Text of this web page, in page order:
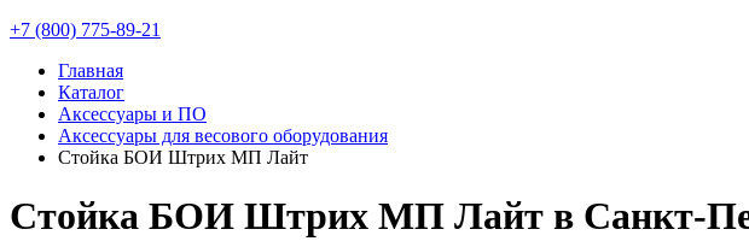
+7 (800) 775-89-21
Главная
Каталог
Аксессуары и ПО
Аксессуары для весового оборудования
Стойка БОИ Штрих МП Лайт
Стойка БОИ Штрих МП Лайт в Санкт-